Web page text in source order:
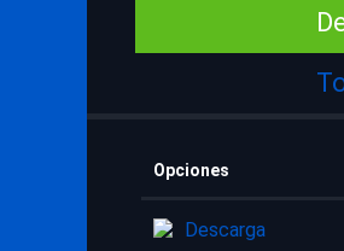
Opciones
Descarga